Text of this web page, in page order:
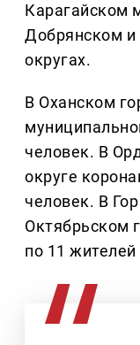
Карагайском
Добрянском и
округах.
В Оханском
человек. В
округе
человек. В
Октябрьском
по 11 жителей